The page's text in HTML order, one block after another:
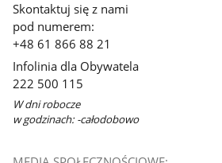
Skontaktuj się z nami
pod numerem:
+48 61 866 88 21
Infolinia dla Obywatela
222 500 115
W dni robocze
w godzinach: -całodobowo